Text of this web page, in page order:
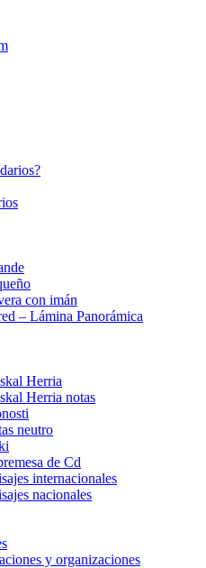
con imán
– Lámina Panorámica
Herria
Herria notas
neutro
de Cd
internacionales
nacionales
y organizaciones